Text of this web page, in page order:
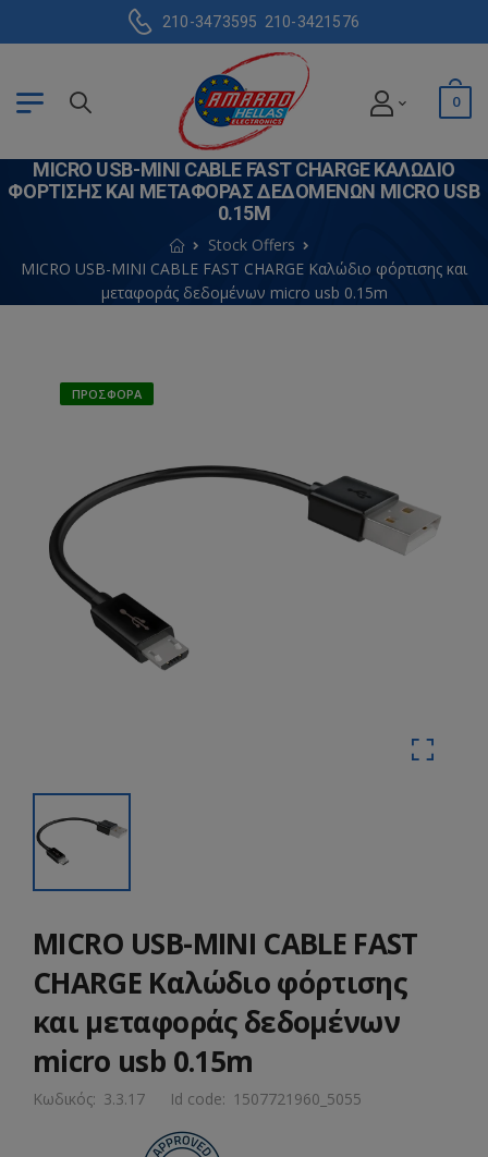
210-3473595 210-3421576
0
MICRO USB-MINI CABLE FAST CHARGE ΚΑΛΏΔΙΟ
ΦΌΡΤΙΣΗΣ ΚΑΙ ΜΕΤΑΦΟΡΆΣ ΔΕΔΟΜΈΝΩΝ MICRO USB
0.15M
Stock Offers
MICRO USB-MINI CABLE FAST CHARGE Καλώδιο φόρτισης και
μεταφοράς δεδομένων micro usb 0.15m
ΠΡΟΣΦΟΡΆ
MICRO USB-MINI CABLE FAST
CHARGE Καλώδιο φόρτισης
και μεταφοράς δεδομένων
micro usb 0.15m
Κωδικός: 3.3.17 Id code: 1507721960_5055